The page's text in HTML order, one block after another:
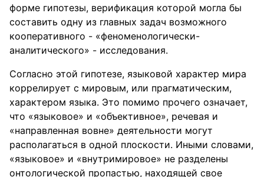
форме гипотезы, верификация которой могла бы
составить одну из главных задач возможного
кооперативного - «феноменологически-
аналитического» - исследования.
Согласно этой гипотезе, языковой характер мира
коррелирует с мировым, или прагматическим,
характером языка. Это помимо прочего означает,
что «языковое» и «объективное», речевая и
«направленная вовне» деятельности могут
располагаться в одной плоскости. Иными словами,
«языковое» и «внутримировое» не разделены
онтологической пропастью, находящей свое